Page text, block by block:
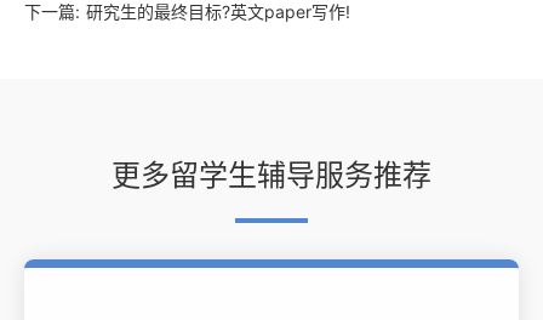
下一篇: 研究生的最终目标?英文paper写作!
更多留学生辅导服务推荐